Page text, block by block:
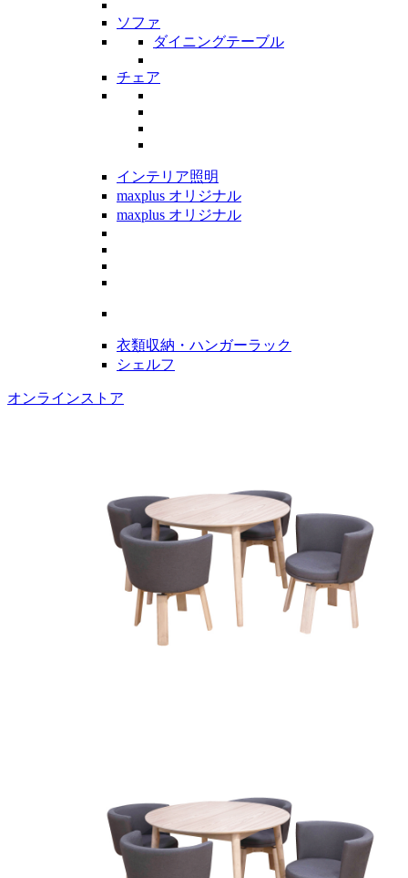
ソファ
ダイニングテーブル
チェア
インテリア照明
maxplus オリジナル
maxplus オリジナル
衣類収納・ハンガーラック
シェルフ
オンラインストア